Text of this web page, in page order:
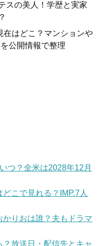
スの美人！学歴と実家
在はどこ？マンションや
公開情報で整理
つ？全米は2028年12月
こで見れる？IMP.7人
りおは誰？夫もドラマ
放送日・配信先とキャ